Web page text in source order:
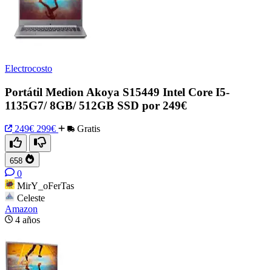
Electrocosto
Portátil Medion Akoya S15449 Intel Core I5-
1135G7/ 8GB/ 512GB SSD por 249€
249€ 299€ Gratis
658
0
MirY_oFerTas
Celeste
Amazon
4 años